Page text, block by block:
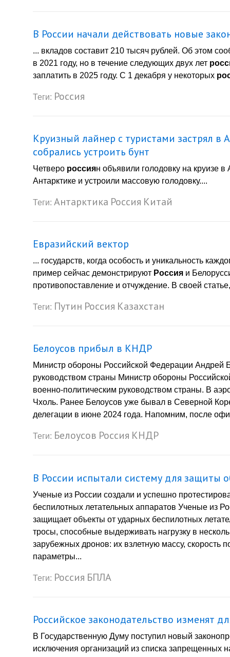
В России начали действовать новые
... вкладов составит 210 тысяч рублей. Об этом
в 2021 году, но в течение следующих двух лет
заплатить в 2025 году. С 1 декабря у некоторых
Теги: Россия
Круизный лайнер с туристами застрял в
собрались устроить бунт
Четверо россиян объявили голодовку на круизе в
Антарктике и устроили массовую голодовку....
Теги: Антарктика Россия Китай
Евразийский вектор
... государств, когда особость и уникальность
пример сейчас демонстрируют Россия и
противопоставление и отчуждение. В своей
Теги: Путин Россия Казахстан
Белоусов прибыл в КНДР
Министр обороны Российской Федерации Андрей
руководством страны Министр обороны
военно-политическим руководством страны. В
Чхоль. Ранее Белоусов уже бывал в Северной
делегации в июне 2024 года. Напомним, после
Теги: Белоусов Россия КНДР
В России испытали систему для защиты
Ученые из России создали и успешно
беспилотных летательных аппаратов Ученые из
защищает объекты от ударных беспилотных
тросы, способные выдерживать нагрузку в
зарубежных дронов: их взлетную массу, скорость
параметры...
Теги: Россия БПЛА
Российское законодательство изменят
В Государственную Думу поступил новый
исключения организаций из списка запрещенных